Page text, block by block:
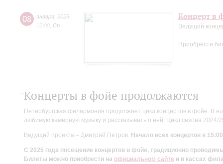
08 января 2025
15:00 Ср
Концерт в
Ведущий
Приобрести
Концерты в фойе продолжаются
Петербургская филармония продолжает цикл концертов в фойе. В
любимую камерную музыку и рассказывать о ней. Цикл сезона
Ведущий проекта – Дмитрий Петров. Начало всех концертов в
С 2025 года посещение концертов в фойе, традиционно
Билеты можно приобрести на официальном сайте и в кассах